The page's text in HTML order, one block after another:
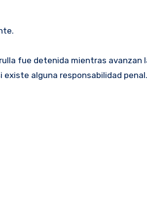
fue detenida mientras avanzan
alguna responsabilidad penal.